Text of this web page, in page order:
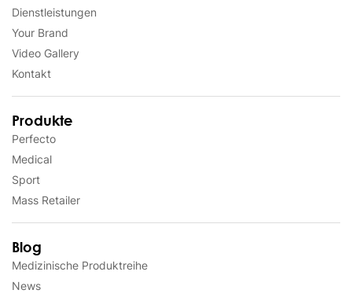
Dienstleistungen
Your Brand
Video Gallery
Kontakt
Produkte
Perfecto
Medical
Sport
Mass Retailer
Blog
Medizinische Produktreihe
News